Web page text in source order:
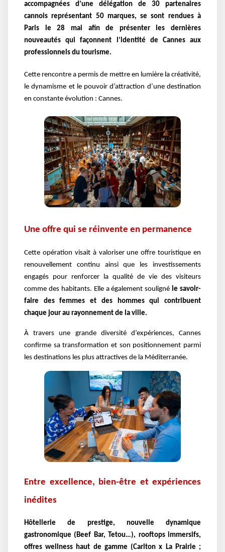
accompagnées d’une délégation de 30 partenaires
cannois représentant 50 marques, se sont rendues à
Paris le 28 mai afin de présenter les dernières
nouveautés qui façonnent l’identité de Cannes aux
professionnels du tourisme.
Cette rencontre a permis de mettre en lumière la créativité,
le dynamisme et le pouvoir d’attraction d’une destination
en constante évolution : Cannes.
Une offre qui se réinvente en permanence
Cette opération visait à valoriser une offre touristique en
renouvellement continu ainsi que les investissements
engagés pour renforcer la qualité de vie des visiteurs
comme des habitants. Elle a également souligné le savoir-
faire des femmes et des hommes qui contribuent
chaque jour au rayonnement de la ville.
À travers une grande diversité d’expériences, Cannes
confirme sa transformation et son positionnement parmi
les destinations les plus attractives de la Méditerranée.
Entre excellence, bien-être et expériences
inédites
Hôtellerie de prestige, nouvelle dynamique
gastronomique (Beef Bar, Tetou…), rooftops immersifs,
offres wellness haut de gamme (Carlton x La Prairie ;